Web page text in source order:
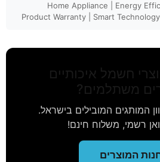
Home Appliance | Energy
Product Warranty | Smart
חשמל איכותיים
משתלמים?
המותגים המובילים בישראל.
רשמי, משלוח חינם!
המוצרים